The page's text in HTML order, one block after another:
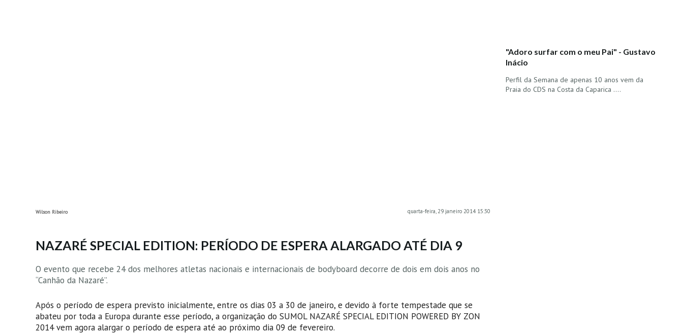
Wilson Ribeiro quarta-feira, 29 janeiro 2014 15:30
NAZARÉ SPECIAL EDITION: PERÍODO DE ESPERA ALARGADO ATÉ DIA 9
O evento que recebe 24 dos melhores atletas nacionais e internacionais de bodyboard decorre de dois em dois anos no
“Canhão da Nazaré”.
Após o período de espera previsto inicialmente, entre os dias 03 a 30 de janeiro, e devido à forte tempestade que se
abateu por toda a Europa durante esse período, a organização do SUMOL NAZARÉ SPECIAL EDITION POWERED BY ZON
2014 vem agora alargar o período de espera até ao próximo dia 09 de fevereiro.
"Adoro surfar com o meu Pai" - Gustavo
Inácio
Perfil da Semana de apenas 10 anos vem da
Praia do CDS na Costa da Caparica ....